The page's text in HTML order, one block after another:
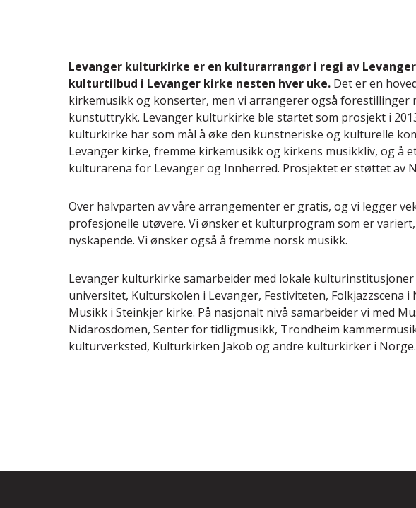
Levanger kulturkirke er en kulturarrangør i regi av
kulturtilbud i Levanger kirke nesten hver uke. Det er en
kirkemusikk og konserter, men vi arrangerer også forestillinger
kunstuttrykk. Levanger kulturkirke ble startet som prosjekt i
kulturkirke har som mål å øke den kunstneriske og kulturelle
Levanger kirke, fremme kirkemusikk og kirkens musikkliv, og å
kulturarena for Levanger og Innherred. Prosjektet er støttet av
Over halvparten av våre arrangementer er gratis, og vi legger
profesjonelle utøvere. Vi ønsker et kulturprogram som er
nyskapende. Vi ønsker også å fremme norsk musikk.
Levanger kulturkirke samarbeider med lokale
universitet, Kulturskolen i Levanger, Festiviteten, Folkjazzscena
Musikk i Steinkjer kirke. På nasjonalt nivå samarbeider vi med
Nidarosdomen, Senter for tidligmusikk, Trondheim
kulturverksted, Kulturkirken Jakob og andre kulturkirker i Norge.